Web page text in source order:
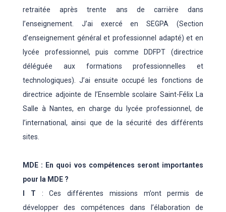
retraitée après trente ans de carrière dans
l’enseignement. J’ai exercé en SEGPA (Section
d’enseignement général et professionnel adapté) et en
lycée professionnel, puis comme DDFPT (directrice
déléguée aux formations professionnelles et
technologiques). J’ai ensuite occupé les fonctions de
directrice adjointe de l’Ensemble scolaire Saint-Félix La
Salle à Nantes, en charge du lycée professionnel, de
l’international, ainsi que de la sécurité des différents
sites.
MDE : En quoi vos compétences seront importantes
pour la MDE ?
I T : Ces différentes missions m’ont permis de
développer des compétences dans l’élaboration de